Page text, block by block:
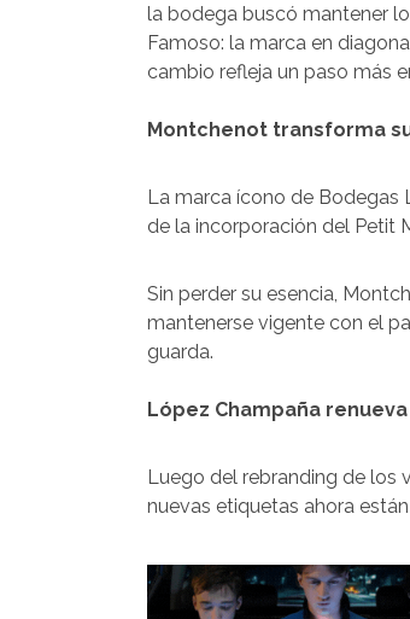
la bodega buscó mantener
Famoso: la marca en
cambio refleja un paso más
Montchenot transforma
La marca ícono de
de la incorporación del Petit
Sin perder su esencia,
mantenerse vigente con el
guarda.
López Champaña
Luego del rebranding de los
nuevas etiquetas ahora